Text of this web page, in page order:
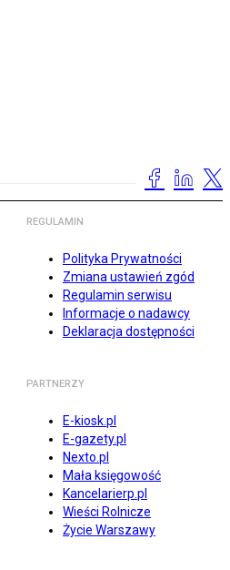
REGULAMIN
Polityka Prywatności
Zmiana ustawień zgód
Regulamin serwisu
Informacje o nadawcy
Deklaracja dostępności
PARTNERZY
E-kiosk.pl
E-gazety.pl
Nexto.pl
Mała księgowość
Kancelarierp.pl
Wieści Rolnicze
Życie Warszawy